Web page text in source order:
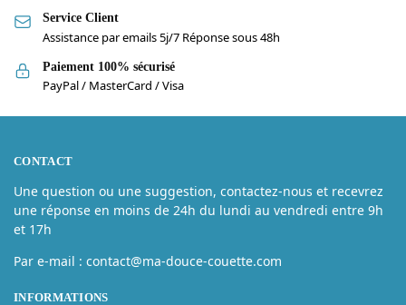
Service Client
Assistance par emails 5j/7 Réponse sous 48h
Paiement 100% sécurisé
PayPal / MasterCard / Visa
CONTACT
Une question ou une suggestion, contactez-nous et recevrez
une réponse en moins de 24h du lundi au vendredi entre 9h
et 17h
Par e-mail : contact@ma-douce-couette.com
INFORMATIONS